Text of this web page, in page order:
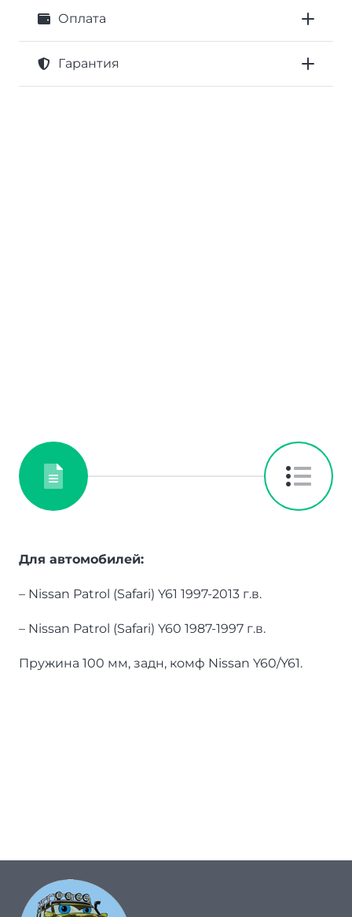
Оплата
Гарантия
Для автомобилей:
– Nissan Patrol (Safari) Y61 1997-2013 г.в.
– Nissan Patrol (Safari) Y60 1987-1997 г.в.
Пружина 100 мм, задн, комф Nissan Y60/Y61.